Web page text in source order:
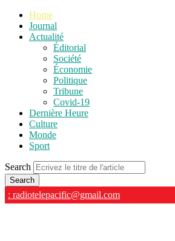
Home
Journal
Actualité
Éditorial
Société
Économie
Politique
Tribune
Covid-19
Dernière Heure
Culture
Monde
Sport
Search
: radiotelepacific@gmail.com